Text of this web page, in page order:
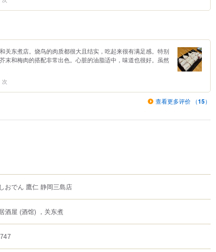
关东煮店。烧鸟的肉质都很大且结实，吃起来很有满足感。特别
末和梅肉的搭配非常出色。心脏的油脂适中，味道也很好。虽然
次
查看更多评价 （15）
おでん 鷹仁 静岡三島店
酒屋 (酒馆) ，关东煮